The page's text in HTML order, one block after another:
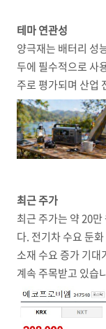
테마 연관성
양극재는 배터리 성
두에 필수적으로 사
주로 평가되며 산업
최근 주가
최근 주가는 약 20
다. 전기차 수요 둔
소재 수요 증가 기대
계속 주목받고 있습